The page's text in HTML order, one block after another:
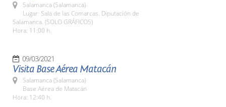
Salamanca (Salamanca)
Lugar: Sala de las Comarcas. Diputación de
Salamanca. (SOLO GRÁFICOS)
Hora: 11:00 h.
09/03/2021
Visita Base Aérea Matacán
Salamanca (Salamanca)
Base Aérea de Matacán
Hora: 12:40 h.